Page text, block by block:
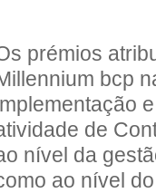
prémios
bcp
de
nível da
ao nível